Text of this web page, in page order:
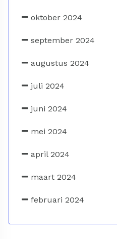
oktober 2024
september 2024
augustus 2024
juli 2024
juni 2024
mei 2024
april 2024
maart 2024
februari 2024